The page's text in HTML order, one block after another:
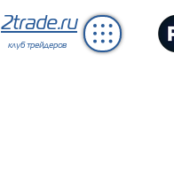
2trade.ru
клуб трейдеров